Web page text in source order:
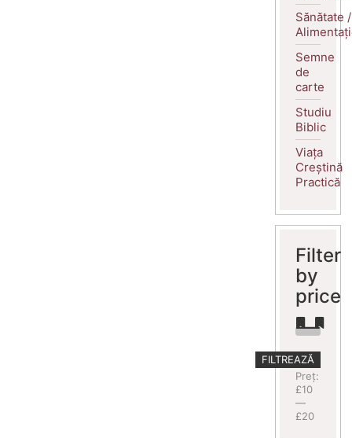
Sănătate /
Semne
de
carte
Studiu
Biblic
Viața
Creștină
Practică
Filter
by
price
Preț
minim
Preț
maxim
FILTREAZĂ
Preț:
£10
—
£20